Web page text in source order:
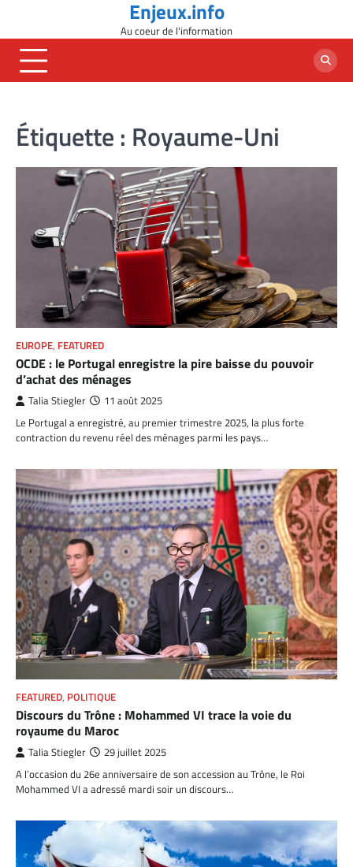
content
Enjeux.info
Au coeur de l'information
Étiquette : Royaume-Uni
EUROPE, FEATURED
OCDE : le Portugal enregistre la pire baisse du pouvoir
d’achat des ménages
Talia Stiegler 11 août 2025
Le Portugal a enregistré, au premier trimestre 2025, la plus forte
contraction du revenu réel des ménages parmi les pays…
FEATURED, POLITIQUE
Discours du Trône : Mohammed VI trace la voie du
royaume du Maroc
Talia Stiegler 29 juillet 2025
A l’occasion du 26e anniversaire de son accession au Trône, le Roi
Mohammed VI a adressé mardi soir un discours…